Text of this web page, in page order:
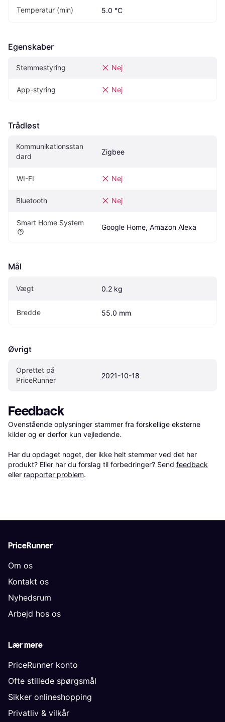
Temperatur (min) 5.0 °C
Egenskaber
Stemmestyring Nej
App-styring Nej
Trådløst
Kommunikationsstan
dard
Zigbee
WI-FI Nej
Bluetooth Nej
Smart Home System
Google Home, Amazon Alexa
Mål
Vægt 0.2 kg
Bredde 55.0 mm
Øvrigt
Oprettet på
PriceRunner
2021-10-18
Feedback
Ovenstående oplysninger stammer fra forskellige eksterne
kilder og er derfor kun vejledende.
Har du opdaget noget, der ikke helt stemmer ved det her
produkt? Eller har du forslag til forbedringer? Send feedback
eller rapporter problem.
PriceRunner
Om os
Kontakt os
Nyhedsrum
Arbejd hos os
Lær mere
PriceRunner konto
Ofte stillede spørgsmål
Sikker onlineshopping
Privatliv & vilkår